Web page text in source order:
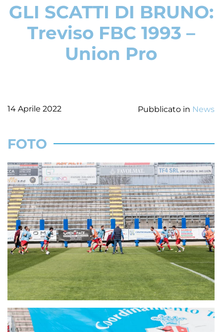
GLI SCATTI DI BRUNO:
Treviso FBC 1993 –
Union Pro
14 Aprile 2022 Pubblicato in News
FOTO